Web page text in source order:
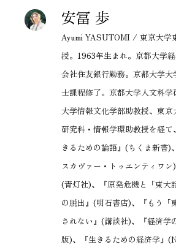
安冨 歩
Ayumi YASUTOMI / 東京大学
授。1963年生まれ。京都大学
会社住友銀行勤務。京都大学
士課程修了。京都大学人文科
大学情報文化学部助教授、東
研究科・情報学環助教授を経
きるための論語』(ちくま新書)
スカヴァー・トゥエンティワン
(青灯社)、『原発危機と「東大
の脱出』(明石書店)、『もう「
されない』(講談社)、『経済学
版)、『生きるための経済学』